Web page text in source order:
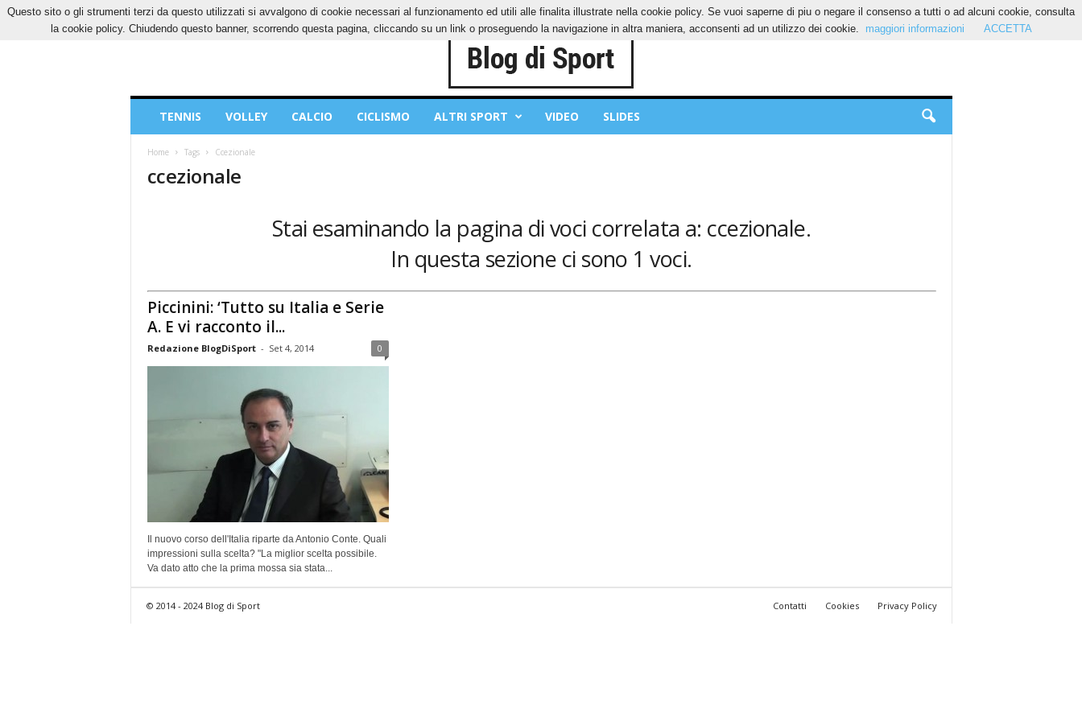
VENERDÌ, 7 AGOSTO 2026 CONTATTI COOKIES PRIVACY POLICY
Sport
TENNIS VOLLEY CALCIO CICLISMO ALTRI SPORT VIDEO SLIDES
Home Tags Ccezionale
ccezionale
Stai esaminando la pagina di voci correlata a: ccezionale.
In questa sezione ci sono 1 voci.
Piccinini: ‘Tutto su Italia e Serie
A. E vi racconto il...
Redazione BlogDiSport - Set 4, 2014 0
Il nuovo corso dell'Italia riparte da Antonio Conte. Quali
impressioni sulla scelta? "La miglior scelta possibile.
Va dato atto che la prima mossa sia stata...
Contatti Cookies Privacy Policy
© 2014 - 2024 Blog di Sport
Questo sito o gli strumenti terzi da questo utilizzati si avvalgono di cookie necessari al funzionamento ed utili alle finalita illustrate nella cookie policy. Se vuoi saperne di piu o negare il consenso a tutti o ad alcuni cookie, consulta
la cookie policy. Chiudendo questo banner, scorrendo questa pagina, cliccando su un link o proseguendo la navigazione in altra maniera, acconsenti ad un utilizzo dei cookie.
maggiori informazioni ACCETTA